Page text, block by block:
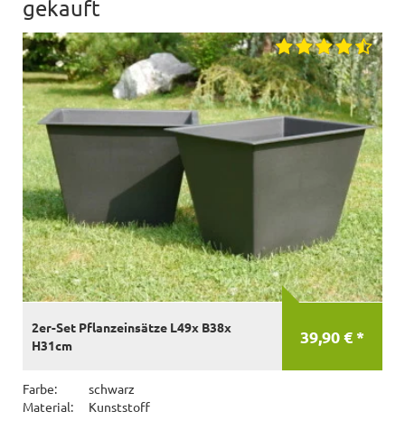
gekauft
39,90 € *
2er-Set Pflanzeinsätze L49x B38x
H31cm
Farbe:
schwarz
Material:
Kunststoff